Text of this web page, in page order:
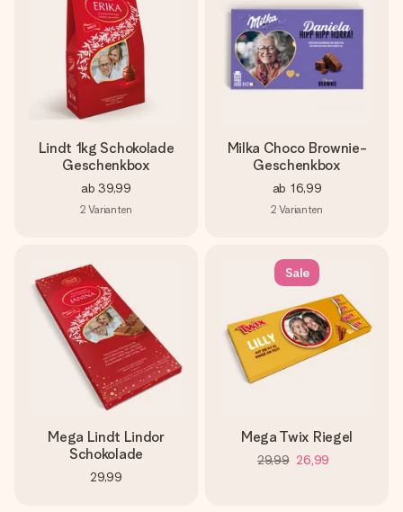
Lindt 1kg Schokolade
Geschenkbox
ab 39,99
2 Varianten
Milka Choco Brownie-
Geschenkbox
ab 16,99
2 Varianten
Mega Lindt Lindor
Schokolade
29,99
Sale
Mega Twix Riegel
29,99 26,99